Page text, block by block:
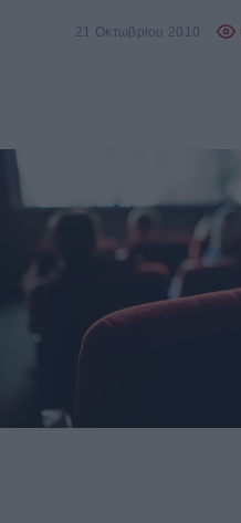
21 Οκτωβρίου 2010